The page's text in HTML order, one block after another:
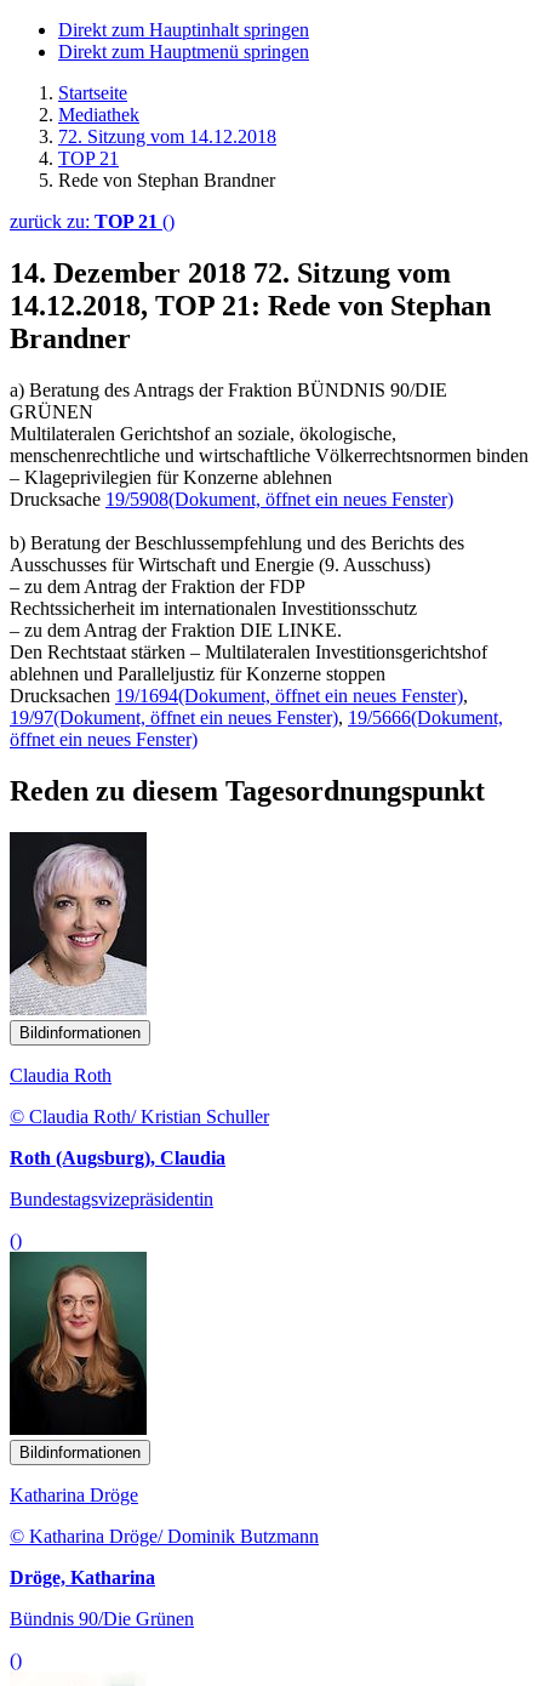
Direkt zum Hauptinhalt springen
Direkt zum Hauptmenü springen
Startseite
Mediathek
72. Sitzung vom 14.12.2018
TOP 21
Rede von Stephan Brandner
zurück zu: TOP 21 ()
14. Dezember 2018 72. Sitzung vom
14.12.2018, TOP 21: Rede von Stephan
Brandner
a) Beratung des Antrags der Fraktion BÜNDNIS 90/DIE
GRÜNEN
Multilateralen Gerichtshof an soziale, ökologische,
menschenrechtliche und wirtschaftliche Völkerrechtsnormen binden
– Klageprivilegien für Konzerne ablehnen
Drucksache 19/5908(Dokument, öffnet ein neues Fenster)
b) Beratung der Beschlussempfehlung und des Berichts des
Ausschusses für Wirtschaft und Energie (9. Ausschuss)
– zu dem Antrag der Fraktion der FDP
Rechtssicherheit im internationalen Investitionsschutz
– zu dem Antrag der Fraktion DIE LINKE.
Den Rechtstaat stärken – Multilateralen Investitionsgerichtshof
ablehnen und Paralleljustiz für Konzerne stoppen
Drucksachen 19/1694(Dokument, öffnet ein neues Fenster),
19/97(Dokument, öffnet ein neues Fenster), 19/5666(Dokument,
öffnet ein neues Fenster)
Reden zu diesem Tagesordnungspunkt
Bildinformationen
Claudia Roth
© Claudia Roth/ Kristian Schuller
Roth (Augsburg), Claudia
Bundestagsvizepräsidentin
()
Bildinformationen
Katharina Dröge
© Katharina Dröge/ Dominik Butzmann
Dröge, Katharina
Bündnis 90/Die Grünen
()